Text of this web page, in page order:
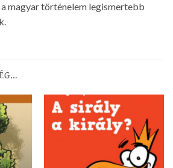
magyar történelem legismertebb